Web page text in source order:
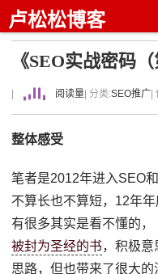
卢松松博客
《SEO实战密码
阅读量 | 分类:SEO推广
整体感受
笔者是2012年进入SEO
不算长也不算短，12年
有很多其实是看不懂的
被封为圣经的书，积极
思路，但也带来了很大